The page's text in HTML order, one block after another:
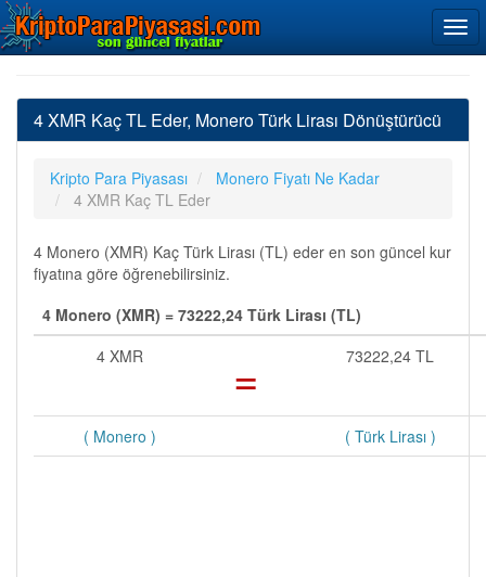
4 XMR Kaç TL Eder, Monero Türk Lirası Dönüştürücü
Kripto Para Piyasası
Monero Fiyatı Ne Kadar
4 XMR Kaç TL Eder
4 Monero (XMR) Kaç Türk Lirası (TL) eder en son güncel kur
fiyatına göre öğrenebilirsiniz.
4 Monero (XMR) = 73222,24 Türk Lirası (TL)
4 XMR
= 73222,24 TL
( Monero ) ( Türk Lirası )